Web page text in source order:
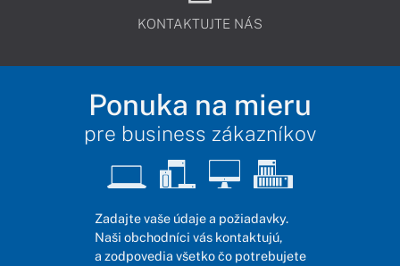
KONTAKTUJTE NÁS
Ponuka na mieru
pre business zákazníkov
Zadajte vaše údaje a požiadavky.
Naši obchodníci vás kontaktujú,
a zodpovedia všetko čo potrebujete